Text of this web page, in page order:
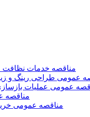
مناقصه خدمات نظافت
عمومی طراحی رینگ و
عمومی عملیات
مناقصه
مناقصه عمومی